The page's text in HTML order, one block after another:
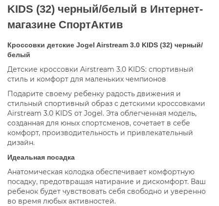
KIDS (32) черный/белый в Интернет-
магазине СпортАктив
Кроссовки детские Jogel Airstream 3.0 KIDS (32) черный/
белый
Детские кроссовки Airstream 3.0 KIDS: спортивный
стиль и комфорт для маленьких чемпионов
Подарите своему ребенку радость движения и
стильный спортивный образ с детскими кроссовками
Airstream 3.0 KIDS от Jogel. Эта облегченная модель,
созданная для юных спортсменов, сочетает в себе
комфорт, производительность и привлекательный
дизайн.
Идеальная посадка
Анатомическая колодка обеспечивает комфортную
посадку, предотвращая натирание и дискомфорт. Ваш
ребенок будет чувствовать себя свободно и уверенно
во время любых активностей.